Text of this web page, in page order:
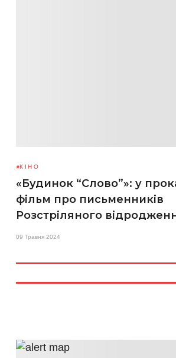
КІНО
«Будинок “Слово”»: у
фільм про письменників
Розстріляного
09 Травня 2024